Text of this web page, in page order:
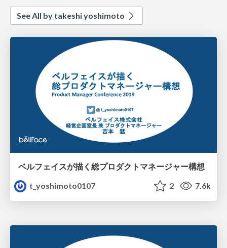
See All by takeshi yoshimoto
ベルフェイスが描く総プロダクトマネージャー構想
t_yoshimoto0107
2 7.6k